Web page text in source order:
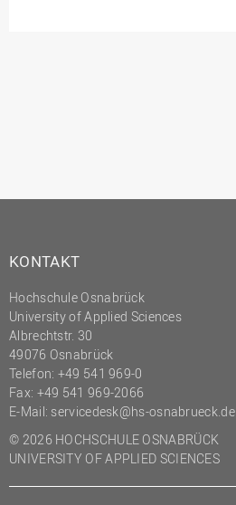
Studium und Lehre
Transfer- und
Innovationsmanagement
KONTAKT
Hochschule Osnabrück
University of Applied Sciences
Albrechtstr. 30
49076 Osnabrück
Telefon: +49 541 969-0
Fax: +49 541 969-2066
E-Mail: servicedesk@hs-osnabrueck.de
© 2026 HOCHSCHULE OSNABRÜCK
UNIVERSITY OF APPLIED SCIENCES